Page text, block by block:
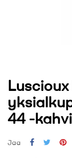
Luscioux
44 -
Jaa